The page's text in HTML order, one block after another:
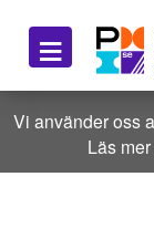
≡
Vi använder oss
Läs